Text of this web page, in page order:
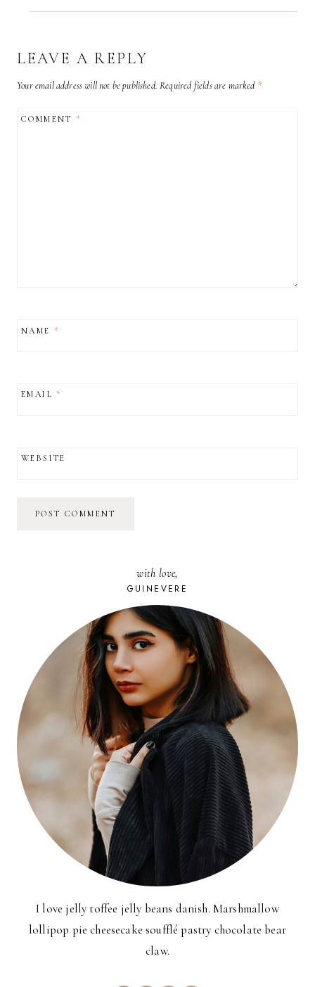
LEAVE A REPLY
Your email address will not be published. Required fields are marked *
COMMENT*
NAME *
EMAIL*
WEBSITE
with love,
GUINEVERE
I love jelly toffee jelly beans danish. Marshmallow
lollipop pie cheesecake soufflé pastry chocolate bear
claw.